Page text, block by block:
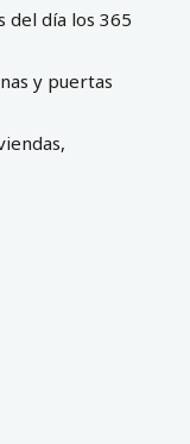
del día los 365
y puertas